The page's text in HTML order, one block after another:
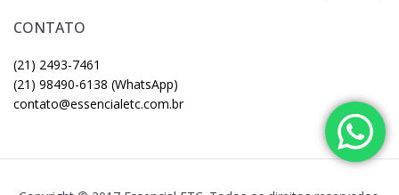
CONTATO
(21) 2493-7461
(21) 98490-6138 (WhatsApp)
contato@essencialetc.com.br